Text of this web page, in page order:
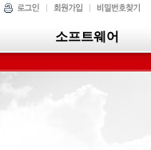
소프트웨어